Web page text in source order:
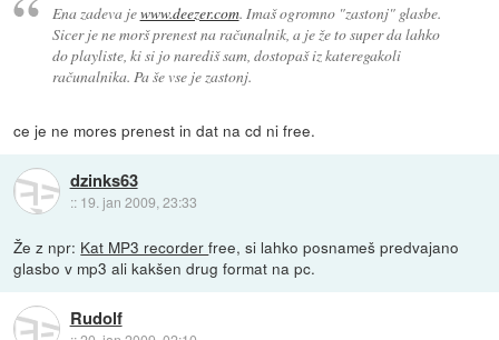
Ena zadeva jewww.deezer.com. Imaš ogromno "zastonj" glasbe.
Sicer je ne morš prenest na računalnik, a je že to super da lahko
do playliste, ki si jo narediš sam, dostopaš iz kateregakoli
računalnika. Pa še vse je zastonj.
ce je ne mores prenest in dat na cd ni free.
dzinks63
:: 19. jan 2009, 23:33
Že z npr: Kat MP3 recorderfree, si lahko posnameš predvajano
glasbo v mp3 ali kakšen drug format na pc.
Rudolf